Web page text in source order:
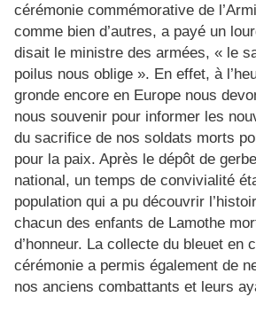
cérémonie commémorative de
comme bien d’autres, a payé un
disait le ministre des armées, « le
poilus nous oblige ». En effet, à
gronde encore en Europe nous
nous souvenir pour informer les
du sacrifice de nos soldats morts
pour la paix. Après le dépôt de
national, un temps de convivialité
population qui a pu découvrir
chacun des enfants de Lamothe
d’honneur. La collecte du bleuet en
cérémonie a permis également de
nos anciens combattants et leurs